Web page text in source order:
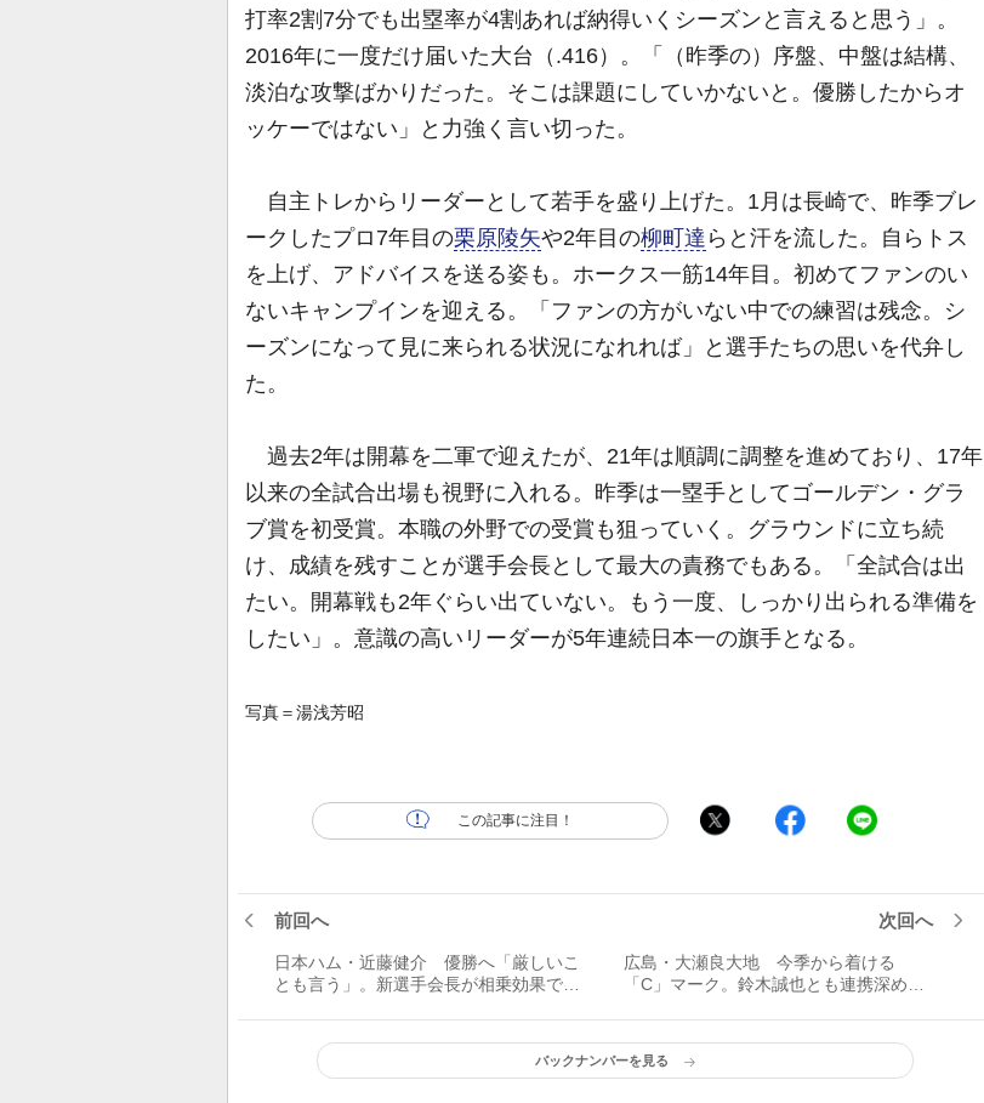
打率2割7分でも出塁率が4割あれば納得いくシーズンと言えると思う」。
2016年に一度だけ届いた大台（.416）。「（昨季の）序盤、中盤は結構、
淡泊な攻撃ばかりだった。そこは課題にしていかないと。優勝したからオ
ッケーではない」と力強く言い切った。
自主トレからリーダーとして若手を盛り上げた。1月は長崎で、昨季ブレ
ークしたプロ7年目の栗原陵矢や2年目の柳町達 らと汗を流した。自らトス
を上げ、アドバイスを送る姿も。ホークス一筋14年目。初めてファンのい
ないキャンプインを迎える。「ファンの方がいない中での練習は残念。シ
ーズンになって見に来られる状況になれれば」と選手たちの思いを代弁し
た。
過去2年は開幕を二軍で迎えたが、21年は順調に調整を進めており、17年
以来の全試合出場も視野に入れる。昨季は一塁手としてゴールデン・グラ
ブ賞を初受賞。本職の外野での受賞も狙っていく。グラウンドに立ち続
け、成績を残すことが選手会長として最大の責務でもある。「全試合は出
たい。開幕戦も2年ぐらい出ていない。もう一度、しっかり出られる準備を
したい」。意識の高いリーダーが5年連続日本一の旗手となる。
写真＝湯浅芳昭
この記事に注目！
前回へ
日本ハム・近藤健介 優勝へ「厳しいこ
とも言う」。新選手会長が相乗効果でチ
次回へ
広島・大瀬良大地 今季から着ける
「C」マーク。鈴木誠也とも連携深めて
バックナンバーを見る